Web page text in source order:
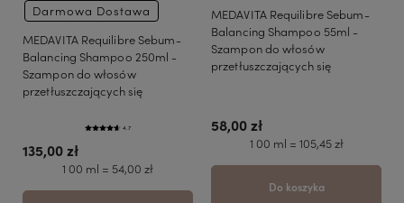
Darmowa Dostawa
MEDAVITA Requilibre Sebum-
Balancing Shampoo 250ml -
Szampon do włosów
przetłuszczających się
4.7
135,00 zł
1 00 ml = 54,00 zł
MEDAVITA Requilibre Sebum-
Balancing Shampoo 55ml -
Szampon do włosów
przetłuszczających się
58,00 zł
1 00 ml = 105,45 zł
Do koszyka